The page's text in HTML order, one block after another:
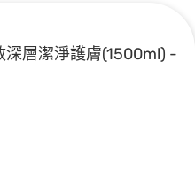
深層潔淨護膚(1500ml) -